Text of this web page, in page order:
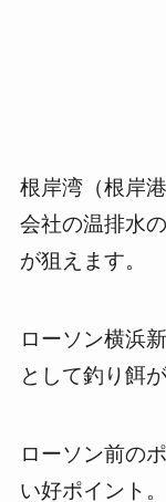
根岸湾（根岸
会社の温排水
が狙えます。
ローソン横浜
として釣り餌
ローソン前の
い好ポイント。